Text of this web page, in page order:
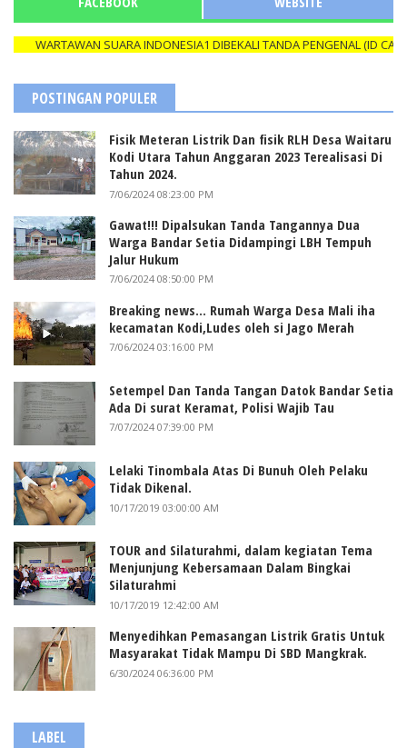
WARTAWAN SUARA INDONESIA1 DIBEKALI TANDA PENGENAL (ID CARD)
POSTINGAN POPULER
Fisik Meteran Listrik Dan fisik RLH Desa Waitaru
Kodi Utara Tahun Anggaran 2023 Terealisasi Di
Tahun 2024.
7/06/2024 08:23:00 PM
Gawat!!! Dipalsukan Tanda Tangannya Dua
Warga Bandar Setia Didampingi LBH Tempuh
Jalur Hukum
7/06/2024 08:50:00 PM
Breaking news... Rumah Warga Desa Mali iha
kecamatan Kodi,Ludes oleh si Jago Merah
7/06/2024 03:16:00 PM
Setempel Dan Tanda Tangan Datok Bandar Setia
Ada Di surat Keramat, Polisi Wajib Tau
7/07/2024 07:39:00 PM
Lelaki Tinombala Atas Di Bunuh Oleh Pelaku
Tidak Dikenal.
10/17/2019 03:00:00 AM
TOUR and Silaturahmi, dalam kegiatan Tema
Menjunjung Kebersamaan Dalam Bingkai
Silaturahmi
10/17/2019 12:42:00 AM
Menyedihkan Pemasangan Listrik Gratis Untuk
Masyarakat Tidak Mampu Di SBD Mangkrak.
6/30/2024 06:36:00 PM
LABEL